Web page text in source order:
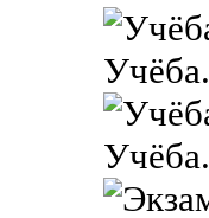
Учёба.
Учёба.